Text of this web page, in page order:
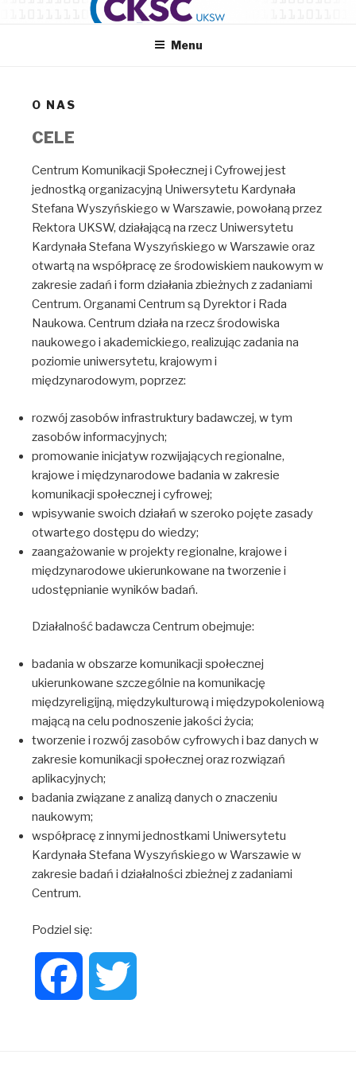
CENTRUM KOMUNIKACJI
SPOŁECZNEJ I CYFROWEJ
Menu
O NAS
CELE
Centrum Komunikacji Społecznej i Cyfrowej jest
jednostką organizacyjną Uniwersytetu Kardynała
Stefana Wyszyńskiego w Warszawie, powołaną przez
Rektora UKSW, działającą na rzecz Uniwersytetu
Kardynała Stefana Wyszyńskiego w Warszawie oraz
otwartą na współpracę ze środowiskiem naukowym w
zakresie zadań i form działania zbieżnych z zadaniami
Centrum. Organami Centrum są Dyrektor i Rada
Naukowa. Centrum działa na rzecz środowiska
naukowego i akademickiego, realizując zadania na
poziomie uniwersytetu, krajowym i
międzynarodowym, poprzez:
rozwój zasobów infrastruktury badawczej, w tym
zasobów informacyjnych;
promowanie inicjatyw rozwijających regionalne,
krajowe i międzynarodowe badania w zakresie
komunikacji społecznej i cyfrowej;
wpisywanie swoich działań w szeroko pojęte zasady
otwartego dostępu do wiedzy;
zaangażowanie w projekty regionalne, krajowe i
międzynarodowe ukierunkowane na tworzenie i
udostępnianie wyników badań.
Działalność badawcza Centrum obejmuje:
badania w obszarze komunikacji społecznej
ukierunkowane szczególnie na komunikację
międzyreligijną, międzykulturową i międzypokoleniową
mającą na celu podnoszenie jakości życia;
tworzenie i rozwój zasobów cyfrowych i baz danych w
zakresie komunikacji społecznej oraz rozwiązań
aplikacyjnych;
badania związane z analizą danych o znaczeniu
naukowym;
współpracę z innymi jednostkami Uniwersytetu
Kardynała Stefana Wyszyńskiego w Warszawie w
zakresie badań i działalności zbieżnej z zadaniami
Centrum.
Podziel się: